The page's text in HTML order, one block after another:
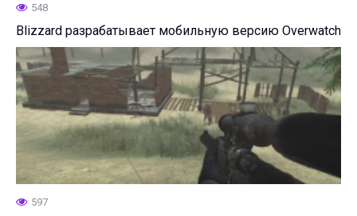
548
Blizzard разрабатывает мобильную версию Overwatch
597